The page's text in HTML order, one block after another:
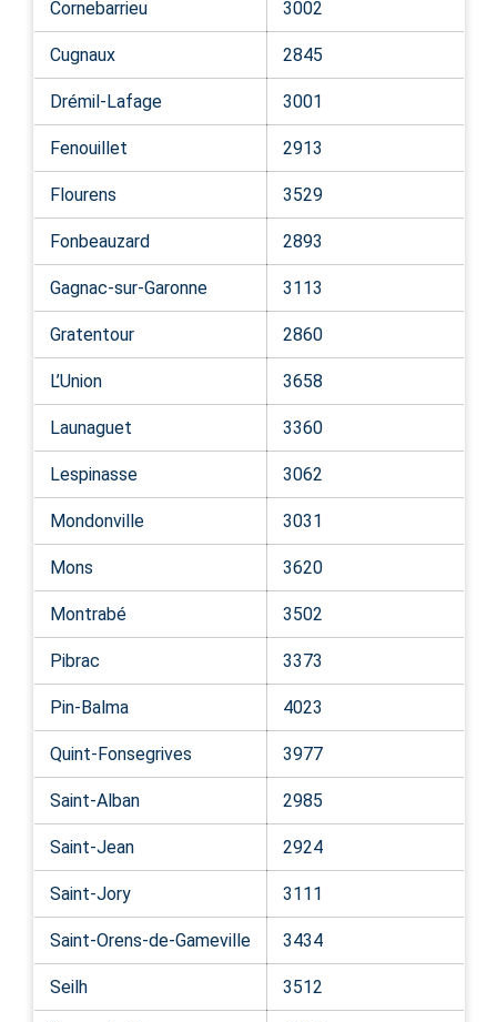
Cornebarrieu 3002
Cugnaux 2845
Drémil-Lafage 3001
Fenouillet 2913
Flourens 3529
Fonbeauzard 2893
Gagnac-sur-Garonne 3113
Gratentour 2860
L’Union 3658
Launaguet 3360
Lespinasse 3062
Mondonville 3031
Mons 3620
Montrabé 3502
Pibrac 3373
Pin-Balma 4023
Quint-Fonsegrives 3977
Saint-Alban 2985
Saint-Jean 2924
Saint-Jory 3111
Saint-Orens-de-Gameville 3434
Seilh 3512